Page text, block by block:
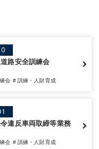
路安全訓練会
会 # 訓練・人財育成
違反車両取締等業務
会 # 訓練・人財育成